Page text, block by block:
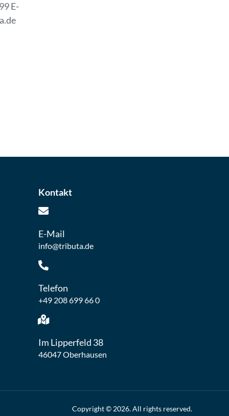
E-
Kontakt
E-Mail
info@tributa.de
Telefon
+49 208 699 66 0
Im Lipperfeld 38
46047 Oberhausen
Copyright © 2026. All rights reserved.